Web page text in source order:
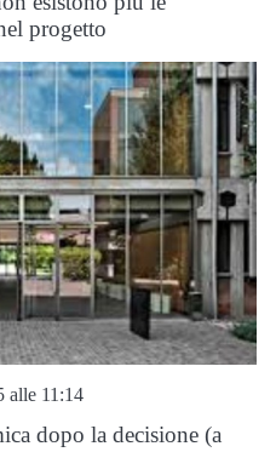
progetto
alle 11:14
dopo la decisione (a